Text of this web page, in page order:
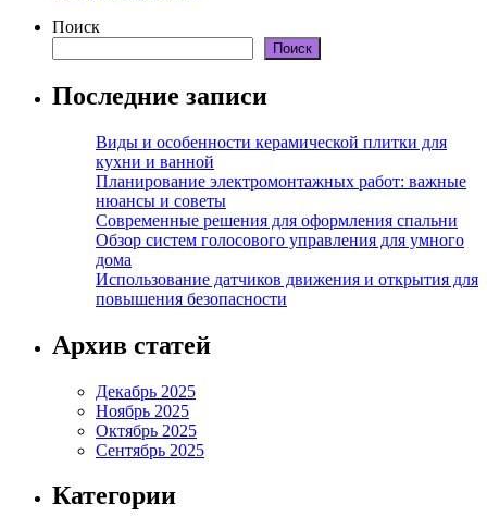
Поиск
Поиск
Последние записи
Виды и особенности керамической плитки для
кухни и ванной
Планирование электромонтажных работ: важные
нюансы и советы
Современные решения для оформления спальни
Обзор систем голосового управления для умного
дома
Использование датчиков движения и открытия для
повышения безопасности
Архив статей
Декабрь 2025
Ноябрь 2025
Октябрь 2025
Сентябрь 2025
Категории